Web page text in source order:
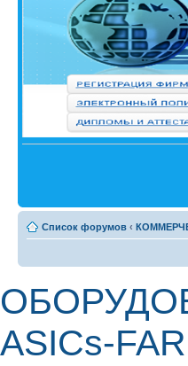
Список форумов ‹
ASICs-